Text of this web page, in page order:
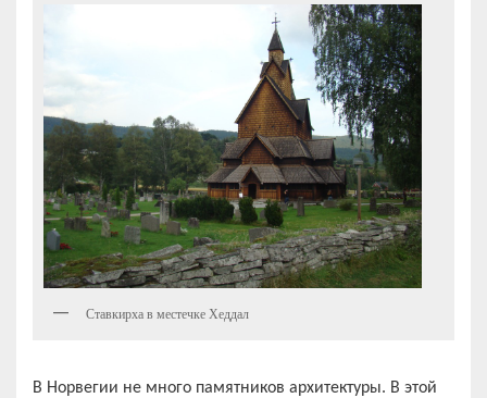
Ставкирха в местечке Хеддал
В Норвегии не много памятников архитектуры. В этой